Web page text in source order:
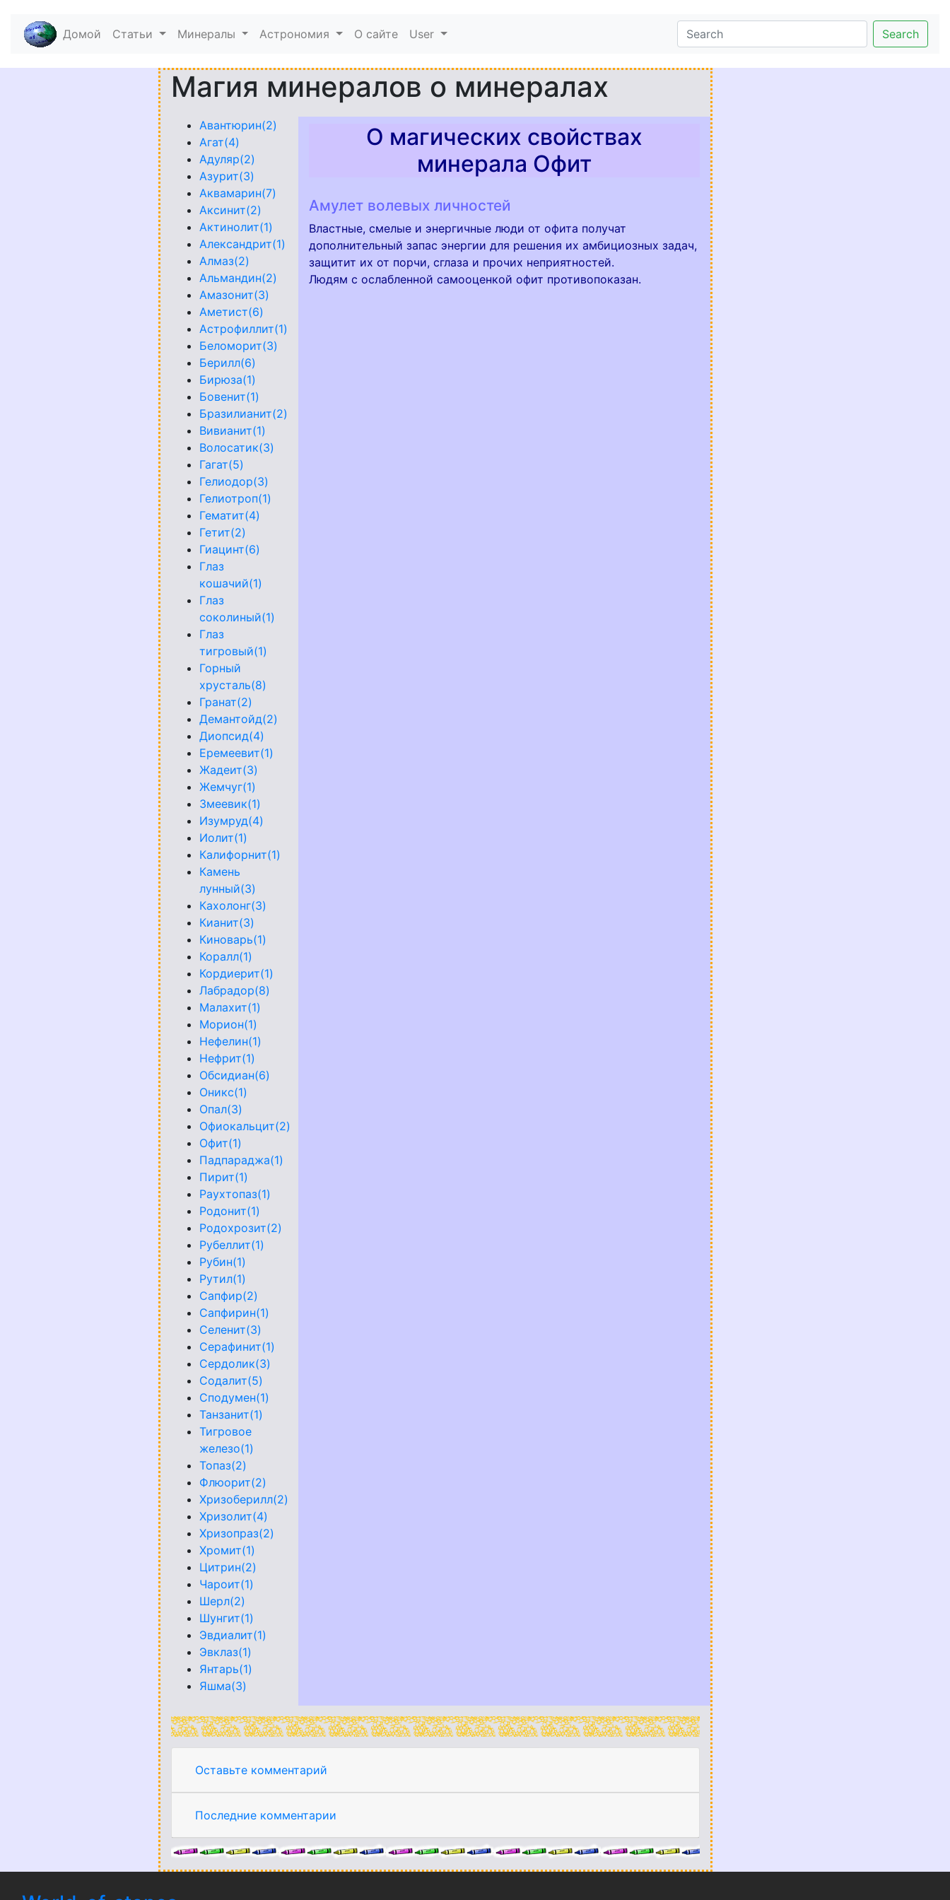
Домой (current)
Статьи Минералы Астрономия О сайте User Search
Магия минералов о минералах
Авантюрин(2)
Агат(4)
Адуляр(2)
Азурит(3)
Аквамарин(7)
Аксинит(2)
Актинолит(1)
Александрит(1)
Алмаз(2)
Альмандин(2)
Амазонит(3)
Аметист(6)
Астрофиллит(1)
Беломорит(3)
Берилл(6)
Бирюза(1)
Бовенит(1)
Бразилианит(2)
Вивианит(1)
Волосатик(3)
Гагат(5)
Гелиодор(3)
Гелиотроп(1)
Гематит(4)
Гетит(2)
Гиацинт(6)
Глаз
кошачий(1)
Глаз
соколиный(1)
Глаз
тигровый(1)
Горный
хрусталь(8)
Гранат(2)
Демантойд(2)
Диопсид(4)
Еремеевит(1)
Жадеит(3)
Жемчуг(1)
Змеевик(1)
Изумруд(4)
Иолит(1)
Калифорнит(1)
Камень
лунный(3)
Кахолонг(3)
Кианит(3)
Киноварь(1)
Коралл(1)
Кордиерит(1)
Лабрадор(8)
Малахит(1)
Морион(1)
Нефелин(1)
Нефрит(1)
Обсидиан(6)
Оникс(1)
Опал(3)
Офиокальцит(2)
Офит(1)
Падпараджа(1)
Пирит(1)
Раухтопаз(1)
Родонит(1)
Родохрозит(2)
Рубеллит(1)
Рубин(1)
Рутил(1)
Сапфир(2)
Сапфирин(1)
Селенит(3)
Серафинит(1)
Сердолик(3)
Содалит(5)
Сподумен(1)
Танзанит(1)
Тигровое
железо(1)
Топаз(2)
Флюорит(2)
Хризоберилл(2)
Хризолит(4)
Хризопраз(2)
Хромит(1)
Цитрин(2)
Чароит(1)
Шерл(2)
Шунгит(1)
Эвдиалит(1)
Эвклаз(1)
Янтарь(1)
Яшма(3)
О магических свойствах
минерала Офит
Амулет волевых личностей
Властные, смелые и энергичные люди от офита получат
дополнительный запас энергии для решения их амбициозных задач,
защитит их от порчи, сглаза и прочих неприятностей.
Людям с ослабленной самооценкой офит противопоказан.
Оставьте комментарий
Последние комментарии